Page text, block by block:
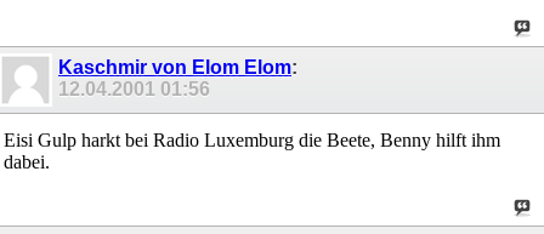
Kaschmir von Elom Elom:
12.04.2001 01:56
Eisi Gulp harkt bei Radio Luxemburg die Beete, Benny hilft ihm
dabei.